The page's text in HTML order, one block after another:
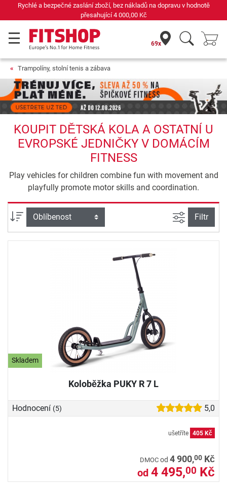
Rychlé a bezpečné zaslání zboží, bez nákladů na dopravu v hodnotě
přesahující4 000,00 Kč
69x
Trampolíny, stolní tenis a zábava
KOUPIT DĚTSKÁ KOLA A OSTATNÍ U
EVROPSKÉ JEDNIČKY V DOMÁCÍM
FITNESS
Play vehicles for children combine fun with movement and
playfully promote motor skills and coordination.
Třídění Filtrovat
Filtr
Skladem
Koloběžka PUKY R 7 L
Hodnocení (5) 5,0
ušetříte 405 Kč
DMOC od 4 900,00 Kč
od 4 495,00 Kč